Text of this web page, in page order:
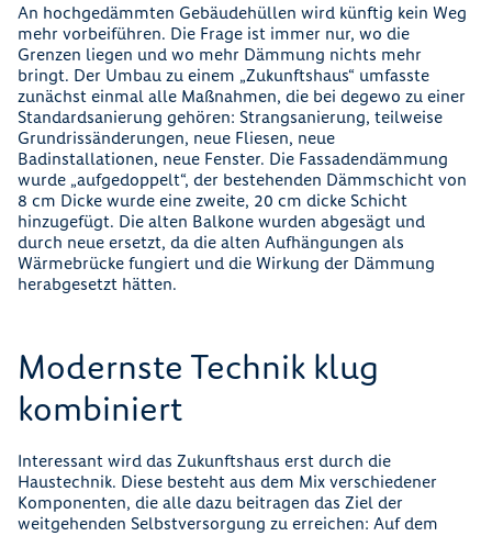
An hochgedämmten Gebäudehüllen wird künftig kein Weg
mehr vorbeiführen. Die Frage ist immer nur, wo die
Grenzen liegen und wo mehr Dämmung nichts mehr
bringt. Der Umbau zu einem „Zukunftshaus“ umfasste
zunächst einmal alle Maßnahmen, die bei degewo zu einer
Standardsanierung gehören: Strangsanierung, teilweise
Grundrissänderungen, neue Fliesen, neue
Badinstallationen, neue Fenster. Die Fassadendämmung
wurde „aufgedoppelt“, der bestehenden Dämmschicht von
8 cm Dicke wurde eine zweite, 20 cm dicke Schicht
hinzugefügt. Die alten Balkone wurden abgesägt und
durch neue ersetzt, da die alten Aufhängungen als
Wärmebrücke fungiert und die Wirkung der Dämmung
herabgesetzt hätten.
Modernste Technik klug
kombiniert
Interessant wird das Zukunftshaus erst durch die
Haustechnik. Diese besteht aus dem Mix verschiedener
Komponenten, die alle dazu beitragen das Ziel der
weitgehenden Selbstversorgung zu erreichen: Auf dem